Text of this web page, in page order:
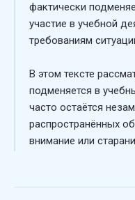
фактически
участие в учебной
требованиям
В этом тексте
подменяется в
часто остаётся
распространённых
внимание или